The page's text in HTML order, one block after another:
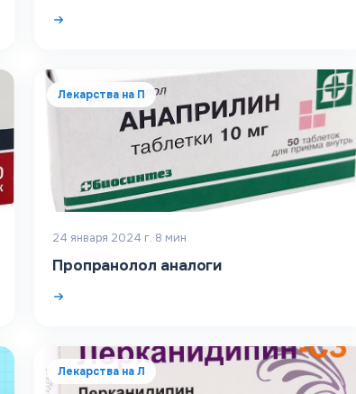
Лекарства на П
24 января 2024 г.·8 мин
Пропранолол аналоги
Лекарства на Л